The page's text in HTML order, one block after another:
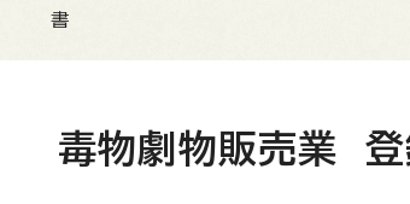
書
毒物劇物販売業 登